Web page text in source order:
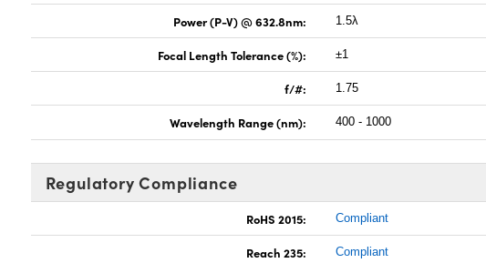
Power (P-V) @ 632.8nm: 1.5λ
Focal Length Tolerance (%): ±1
f/#: 1.75
Wavelength Range (nm): 400 - 1000
Regulatory Compliance
RoHS 2015: Compliant
Reach 235: Compliant